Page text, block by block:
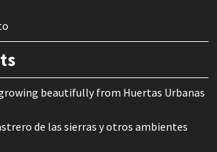
beautifully from Huertas Urbanas
de las sierras y otros ambientes